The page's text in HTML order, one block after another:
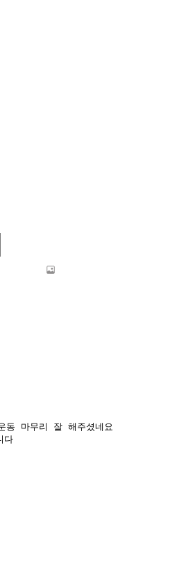
동 마무리 잘 해주셨네요
다